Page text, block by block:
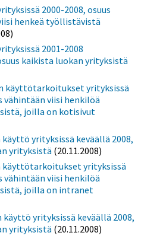
2000-2008, osuus
henkeä työllistävistä
2001-2008
kaikista luokan yrityksistä
käyttötarkoitukset yrityksissä
vähintään viisi henkilöä
joilla on kotisivut
yrityksissä keväällä 2008,
yrityksistä (20.11.2008)
käyttötarkoitukset yrityksissä
vähintään viisi henkilöä
joilla on intranet
käyttö yrityksissä keväällä 2008,
yrityksistä (20.11.2008)